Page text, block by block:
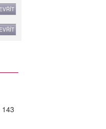
143